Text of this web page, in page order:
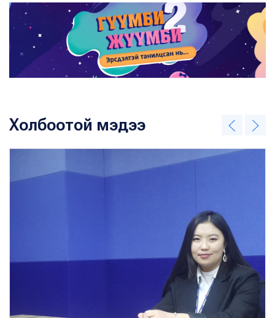
Холбоотой мэдээ